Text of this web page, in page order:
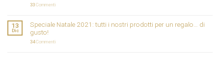
33Commenti
13
Dic
Speciale Natale 2021: tutti i nostri prodotti per un regalo… di
gusto!
34Commenti